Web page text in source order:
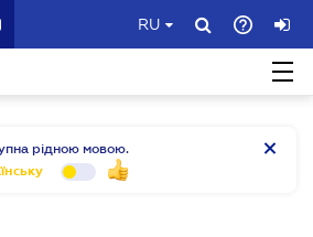
RU
рідною мовою.